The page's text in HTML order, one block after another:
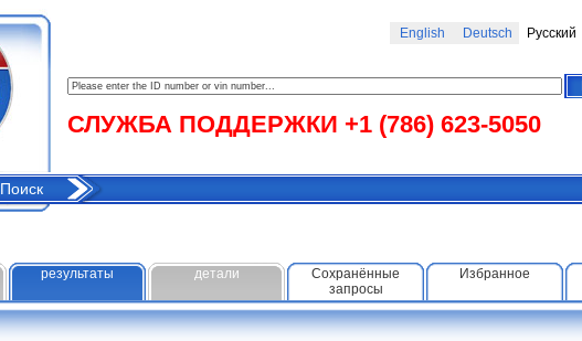
English Deutsch Русский
СЛУЖБА ПОДДЕРЖКИ +1 (786) 623-5050
Поиск
результаты детали
Сохранённые
запросы
Избранное